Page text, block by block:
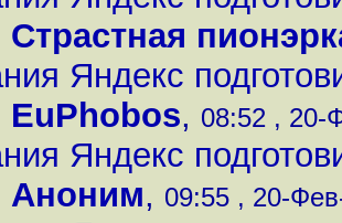
Страстная
Яндекс
EuPhobos, 08:52 , 20-
Яндекс
Аноним, 09:55 , 20-